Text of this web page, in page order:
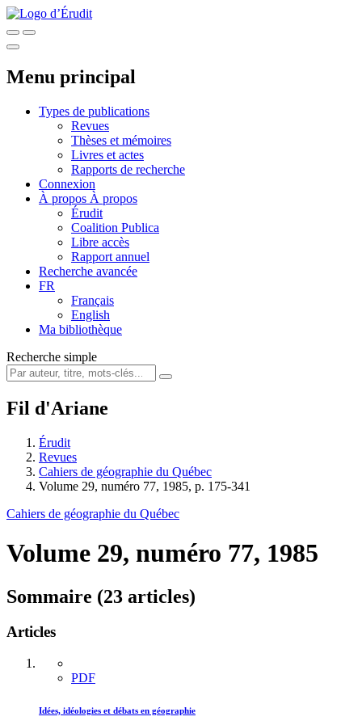
Menu principal
Types de publications
Revues
Thèses et mémoires
Livres et actes
Rapports de recherche
Connexion
À propos À propos
Érudit
Coalition Publica
Libre accès
Rapport annuel
Recherche avancée
FR
Français
English
Ma bibliothèque
Recherche simple
Fil d'Ariane
Érudit
Revues
Cahiers de géographie du Québec
Volume 29, numéro 77, 1985, p. 175-341
Cahiers de géographie du Québec
Volume 29, numéro 77, 1985
Sommaire (23 articles)
Articles
PDF
Idées, idéologies et débats en géographie